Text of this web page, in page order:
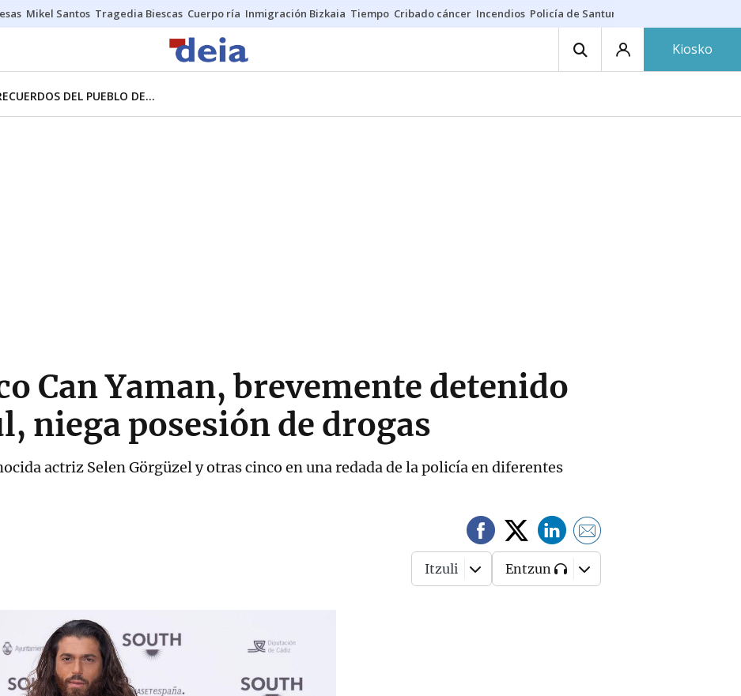
Mikel Santos Tragedia Biescas Cuerpo ría Inmigración Bizkaia Tiempo Cribado cáncer Incendios Policía de Santurtzi
Kiosko
DEL PUEBLO DE...
Can Yaman, brevemente detenido
niega posesión de drogas
actriz Selen Görgüzel y otras cinco en una redada de la policía en diferentes
Itzuli Entzun